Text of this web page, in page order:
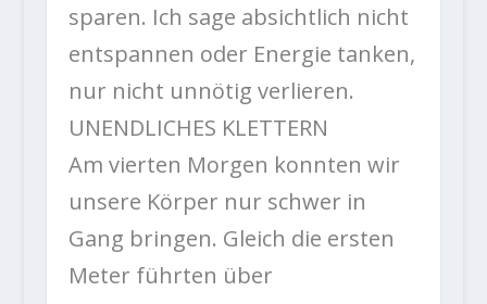
sparen. Ich sage absichtlich nicht
entspannen oder Energie tanken,
nur nicht unnötig verlieren.
UNENDLICHES KLETTERN
Am vierten Morgen konnten wir
unsere Körper nur schwer in
Gang bringen. Gleich die ersten
Meter führten über